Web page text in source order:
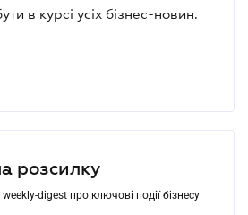
в курсі усіх бізнес-новин.
розсилку
digest про ключові події бізнесу